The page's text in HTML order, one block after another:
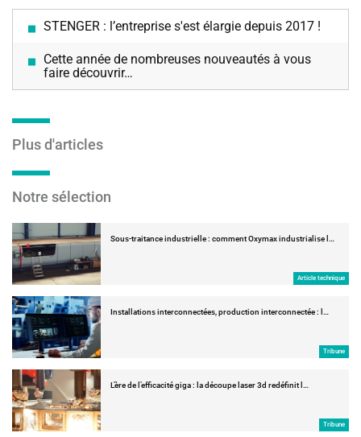
STENGER : l’entreprise s'est élargie depuis 2017 !
Cette année de nombreuses nouveautés à vous
faire découvrir…
Plus d'articles
Notre sélection
Sous-traitance industrielle : comment Oxymax industrialise l…
Article technique
Installations interconnectées, production interconnectée : l…
Tribune
L’ère de l’efficacité giga : la découpe laser 3d redéfinit l…
Tribune